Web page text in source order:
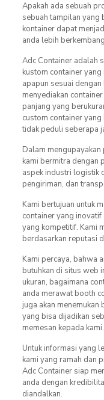
Apakah ada sebuah
sebuah tampilan yang
kontainer dapat
anda lebih
Adc Container adalah
kustom container
apapun sesuai
menyediakan
panjang yang
custom container
tidak peduli seberapa
Dalam
kami bermitra dengan
aspek industri logistik
pengiriman, dan
Kami bertujuan untuk
container yang
yang kompetitif. Kami
berdasarkan reputasi
Kami percaya, bahwa
butuhkan di situs web
ukuran, bagaimana
anda merawat booth
juga akan
yang bisa dijadikan
memesan kepada kami.
Untuk informasi yang
kami yang ramah dan
Adc Container siap
anda dengan
diandalkan.